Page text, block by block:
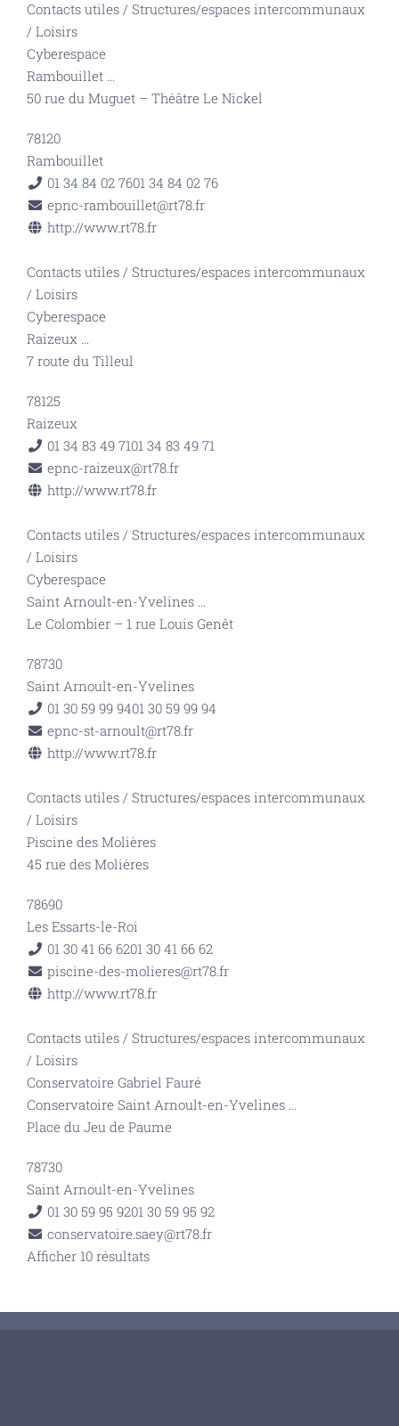
Contacts utiles / Structures/espaces intercommunaux
/ Loisirs
Cyberespace
Rambouillet ...
50 rue du Muguet – Théâtre Le Nickel
78120
Rambouillet
01 34 84 02 7601 34 84 02 76
epnc-rambouillet@rt78.fr
http://www.rt78.fr
Contacts utiles / Structures/espaces intercommunaux
/ Loisirs
Cyberespace
Raizeux ...
7 route du Tilleul
78125
Raizeux
01 34 83 49 7101 34 83 49 71
epnc-raizeux@rt78.fr
http://www.rt78.fr
Contacts utiles / Structures/espaces intercommunaux
/ Loisirs
Cyberespace
Saint Arnoult-en-Yvelines ...
Le Colombier – 1 rue Louis Genêt
78730
Saint Arnoult-en-Yvelines
01 30 59 99 9401 30 59 99 94
epnc-st-arnoult@rt78.fr
http://www.rt78.fr
Contacts utiles / Structures/espaces intercommunaux
/ Loisirs
Piscine des Molières
45 rue des Molières
78690
Les Essarts-le-Roi
01 30 41 66 6201 30 41 66 62
piscine-des-molieres@rt78.fr
http://www.rt78.fr
Contacts utiles / Structures/espaces intercommunaux
/ Loisirs
Conservatoire Gabriel Fauré
Conservatoire Saint Arnoult-en-Yvelines ...
Place du Jeu de Paume
78730
Saint Arnoult-en-Yvelines
01 30 59 95 9201 30 59 95 92
conservatoire.saey@rt78.fr
Afficher 10 résultats